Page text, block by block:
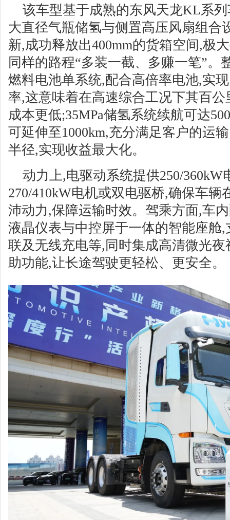
该车型基于成熟的东风天龙KL系
大直径气瓶储氢与侧置高压风扇组合
新,成功释放出400mm的货箱空间,极
同样的路程“多装一截、多赚一笔”。
燃料电池单系统,配合高倍率电池,实
率,这意味着在高速综合工况下其百
成本更低;35MPa储氢系统续航可达
可延伸至1000km,充分满足客户的运
半径,实现收益最大化。
动力上,电驱动系统提供250/360kW
270/410kW电机或双电驱桥,确保车辆
沛动力,保障运输时效。驾乘方面,车
液晶仪表与中控屏于一体的智能座舱
联及无线充电等,同时集成高清微光
助功能,让长途驾驶更轻松、更安全。